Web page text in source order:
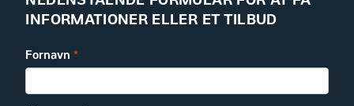
INFORMATIONER ELLER ET TILBUD
Fornavn*